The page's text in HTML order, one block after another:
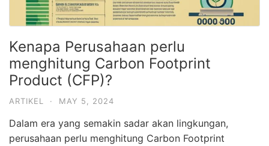
Kenapa Perusahaan perlu
menghitung Carbon Footprint
Product (CFP)?
ARTIKEL · MAY 5, 2024
Dalam era yang semakin sadar akan lingkungan,
perusahaan perlu menghitung Carbon Footprint